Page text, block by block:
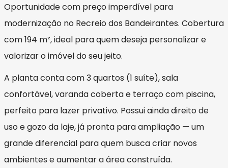
Oportunidade com preço imperdível para
modernização no Recreio dos Bandeirantes. Cobertura
com 194 m², ideal para quem deseja personalizar e
valorizar o imóvel do seu jeito.
A planta conta com 3 quartos (1 suíte), sala
confortável, varanda coberta e terraço com piscina,
perfeito para lazer privativo. Possui ainda direito de
uso e gozo da laje, já pronta para ampliação — um
grande diferencial para quem busca criar novos
ambientes e aumentar a área construída.